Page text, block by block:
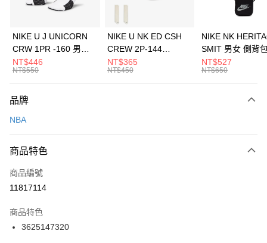
上海商業儲蓄銀行
元大商業銀行
台灣樂天信用卡公司
Apple Pay
全盈+PAY
AFTEE先享後付
【關於「AFTEE先享後付」】
便利好安心！
３．安心：先確認商品／服務後，再付款。
【「AFTEE先享後付」結帳流程】
１．於結帳方式選擇「AFTEE先享後付」後，將跳轉至「AFTEE先享後付」
２．訂單成立數日內，您將收到繳費通知簡訊。
３．收到繳費通知簡訊後14天內，點擊此簡訊中的連結，可透過四大超商／
ATM／網路銀行／等多元方式進行付款，方視為交易完成。
運送方式
每筆NT$100，滿NT$1,500(含以上)免運費
宅配
每筆NT$100，滿NT$1,500(含以上)免運費
付款後門市自取
每筆NT$100，滿NT$1,500(含以上)免運費
NIKE U J UNICORN
CRW 1PR -160 男女
中統襪 FZ3393100
NT$446
NT$550
NIKE U NK ED CSH
CREW 2P-144
EMBRDY 男女 短統襪
FZ3073133
NT$365
NT$450
NIKE NK
SMIT 男女 側背
BA5871010
NT$527
NT$650
品牌
NBA
商品特色
商品編號
11817114
商品特色
3625147320